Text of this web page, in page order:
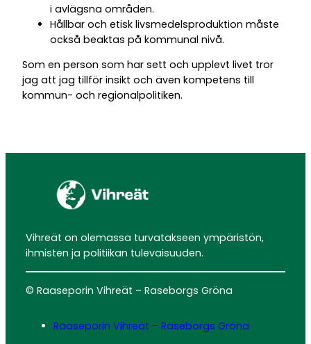
i avlägsna områden.
Hållbar och etisk livsmedelsproduktion måste
också beaktas på kommunal nivå.
Som en person som har sett och upplevt livet tror
jag att jag tillför insikt och även kompetens till
kommun- och regionalpolitiken.
Vihreät on olemassa turvatakseen ympäristön,
ihmisten ja politiikan tulevaisuuden.
© Raaseporin Vihreät – Raseborgs Gröna
Raaseporin Vihreät – Raseborgs Gröna